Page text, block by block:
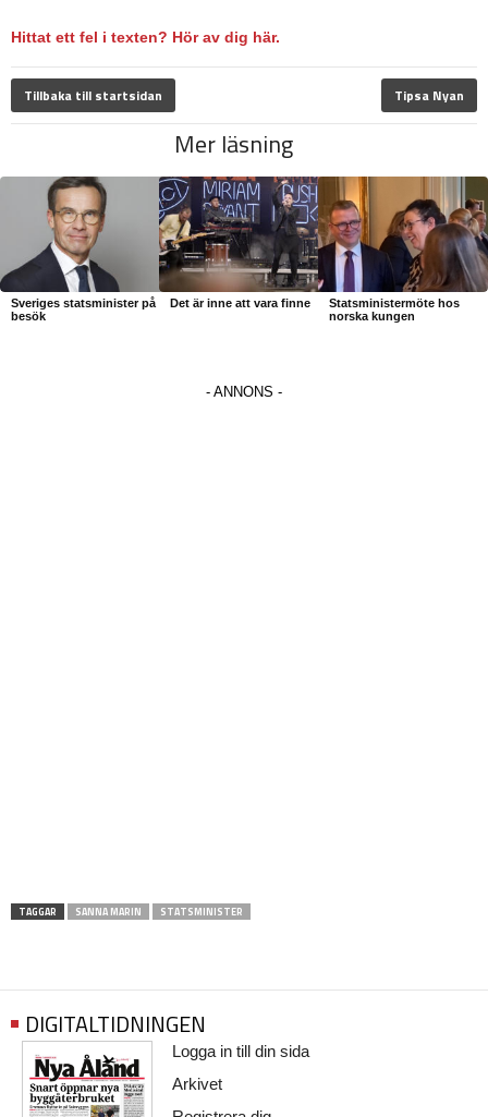
Hittat ett fel i texten? Hör av dig här.
Tillbaka till startsidan Tipsa Nyan
Mer läsning
Sveriges statsminister på
besök
Det är inne att vara finne
Statsministermöte hos
norska kungen
TAGGAR SANNA MARIN STATSMINISTER
DIGITALTIDNINGEN
Logga in till din sida
Arkivet